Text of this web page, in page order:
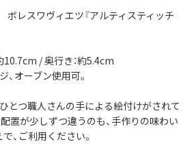
レスワヴィエツ『アルティスティッチ
10.7cm / 奥行き：約5.4cm
オーブン使用可。
とつ職人さんの手による絵付けがされて
置が少しずつ違うのも、手作りの味わい
、ご利用ください。